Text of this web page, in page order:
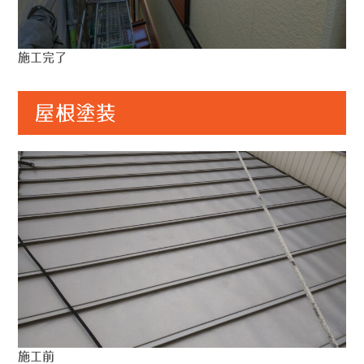
施工完了
屋根塗装
施工前